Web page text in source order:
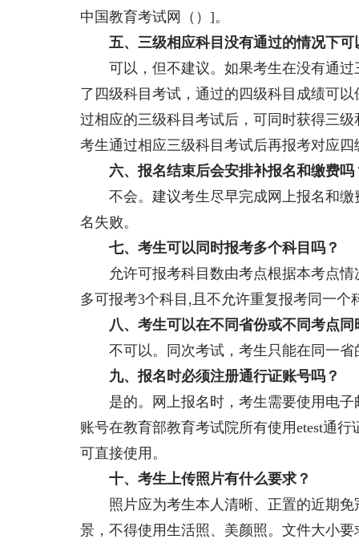
中国教育考试网（）]。
五、三级相应科目没有通过的情况下
可以，但不建议。如果考生在没有通过
了四级科目考试，通过的四级科目成绩可
过相应的三级科目考试后，可同时获得三
考生通过相应三级科目考试后再报考对应四
六、报名结束后会安排补报名和缴费吗
不会。建议考生尽早完成网上报名和缴
名失败。
七、考生可以同时报考多个科目吗？
允许可报考科目数由考点根据本考点情
多可报考3个科目,且不允许重复报考同一个
八、考生可以在不同省份或不同考点同
不可以。同次考试，考生只能在同一省
九、报名时必须注册通行证账号吗？
是的。网上报名时，考生需要使用电子
账号在教育部教育考试院所有使用etest通
可直接使用。
十、考生上传照片有什么要求？
照片应为考生本人清晰、正置的近期免
景，不得使用生活照、美颜照。文件大小要